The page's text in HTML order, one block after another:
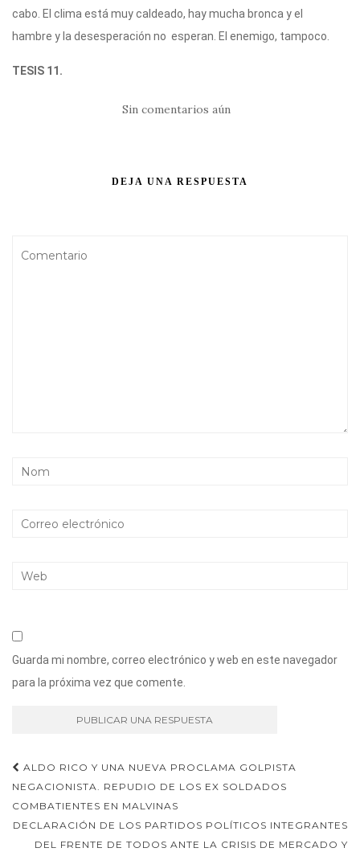
cabo. El clima está muy caldeado, hay mucha bronca y el
hambre y la desesperación no esperan. El enemigo, tampoco.
TESIS 11.
Sin comentarios aún
DEJA UNA RESPUESTA
Guarda mi nombre, correo electrónico y web en este navegador
para la próxima vez que comente.
Navegación
de
entradas
ALDO RICO Y UNA NUEVA PROCLAMA GOLPISTA
NEGACIONISTA. REPUDIO DE LOS EX SOLDADOS
COMBATIENTES EN MALVINAS
DECLARACIÓN DE LOS PARTIDOS POLÍTICOS INTEGRANTES
DEL FRENTE DE TODOS ANTE LA CRISIS DE MERCADO Y